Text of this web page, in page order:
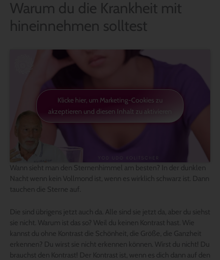
Warum du die Krankheit mit
hineinnehmen solltest
Klicke hier, um Marketing-Cookies zu
akzeptieren und diesen Inhalt zu aktivieren
Wann sieht man den Sternenhimmel am besten? In der dunklen
Nacht wenn kein Vollmond ist, wenn es wirklich schwarz ist. Dann
tauchen die Sterne auf.
Die sind übrigens jetzt auch da. Alle sind sie jetzt da, aber du siehst
sie nicht. Warum ist das so? Weil du keinen Kontrast hast. Wie
kannst du ohne Kontrast die Schönheit, die Größe, die Ganzheit
erkennen? Du wirst sie nicht erkennen können. Wirst du nicht! Du
brauchst den Kontrast! Der Kontrast ist, wenn es dich dann auf den